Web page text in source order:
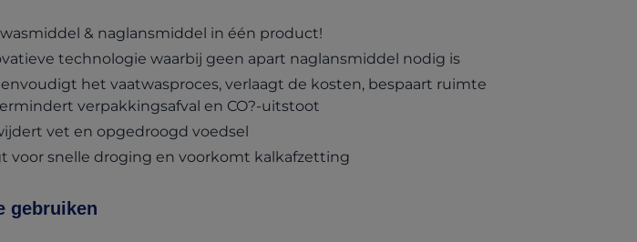
& naglansmiddel in één product!
technologie waarbij geen apart naglansmiddel nodig is
het vaatwasproces, verlaagt de kosten, bespaart ruimte
verpakkingsafval en CO?-uitstoot
vet en opgedroogd voedsel
voor snelle droging en voorkomt kalkafzetting
gebruiken